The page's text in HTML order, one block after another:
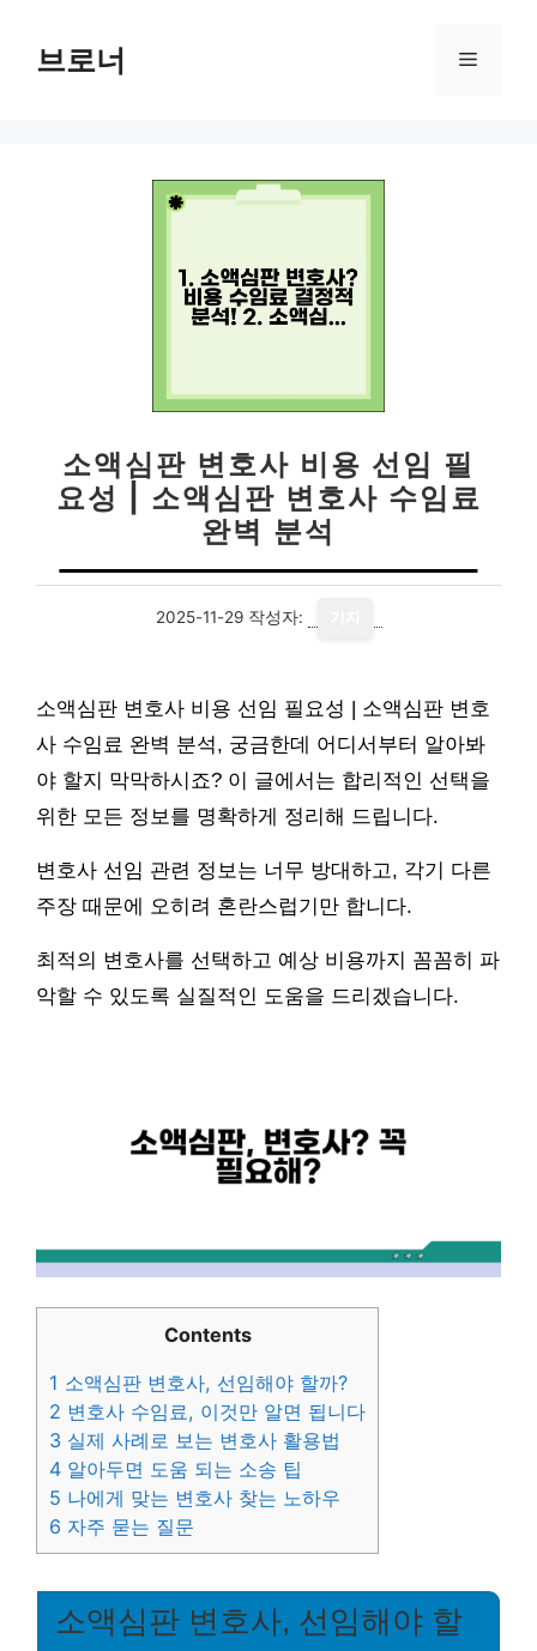
브로너 메
소액심판 변호사 비용 선임 필
요성 | 소액심판 변호사 수임료
완벽 분석
2025-11-29 작성자:
소액심판 변호사 비용 선임 필요성 | 소액심판 변호
사 수임료 완벽 분석, 궁금한데 어디서부터 알아봐
야 할지 막막하시죠? 이 글에서는 합리적인 선택을
위한 모든 정보를 명확하게 정리해 드립니다.
변호사 선임 관련 정보는 너무 방대하고, 각기 다른
주장 때문에 오히려 혼란스럽기만 합니다.
최적의 변호사를 선택하고 예상 비용까지 꼼꼼히 파
악할 수 있도록 실질적인 도움을 드리겠습니다.
Contents
1 소액심판 변호사, 선임해야 할까?
2 변호사 수임료, 이것만 알면 됩니다
3 실제 사례로 보는 변호사 활용법
4 알아두면 도움 되는 소송 팁
5 나에게 맞는 변호사 찾는 노하우
6 자주 묻는 질문
소액심판 변호사, 선임해야 할